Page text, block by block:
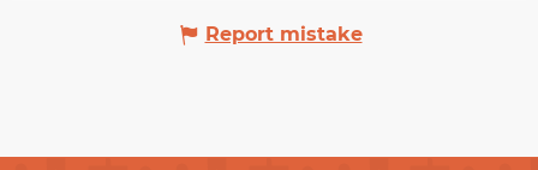
Report mistake